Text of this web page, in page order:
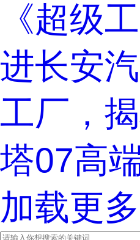
《超级
进长安
工厂，
塔07高
加载更多